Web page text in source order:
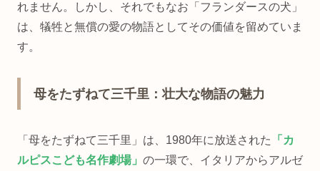
れません。しかし、それでもなお「フランダースの犬」
は、犠牲と無償の愛の物語としてその価値を留めていま
す。
母をたずねて三千里：壮大な物語の魅力
「母をたずねて三千里」は、1980年に放送された
「カ
ルピスこども名作劇場」 の一環で、イタリアからアルゼ